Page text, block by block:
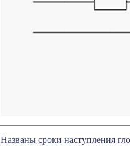
Названы сроки наступления